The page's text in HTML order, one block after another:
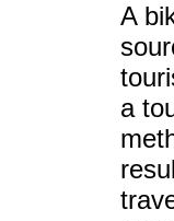
A
a